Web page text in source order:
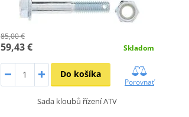
85,00 €
59,43 € Skladom
Do košíka
Porovnať
Sada kloubů řízení ATV